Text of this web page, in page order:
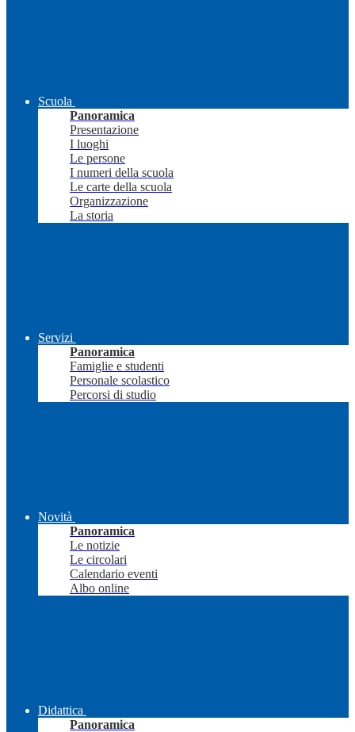
Scuola
Panoramica
Presentazione
I luoghi
Le persone
I numeri della scuola
Le carte della scuola
Organizzazione
La storia
Servizi
Panoramica
Famiglie e studenti
Personale scolastico
Percorsi di studio
Novità
Panoramica
Le notizie
Le circolari
Calendario eventi
Albo online
Didattica
Panoramica